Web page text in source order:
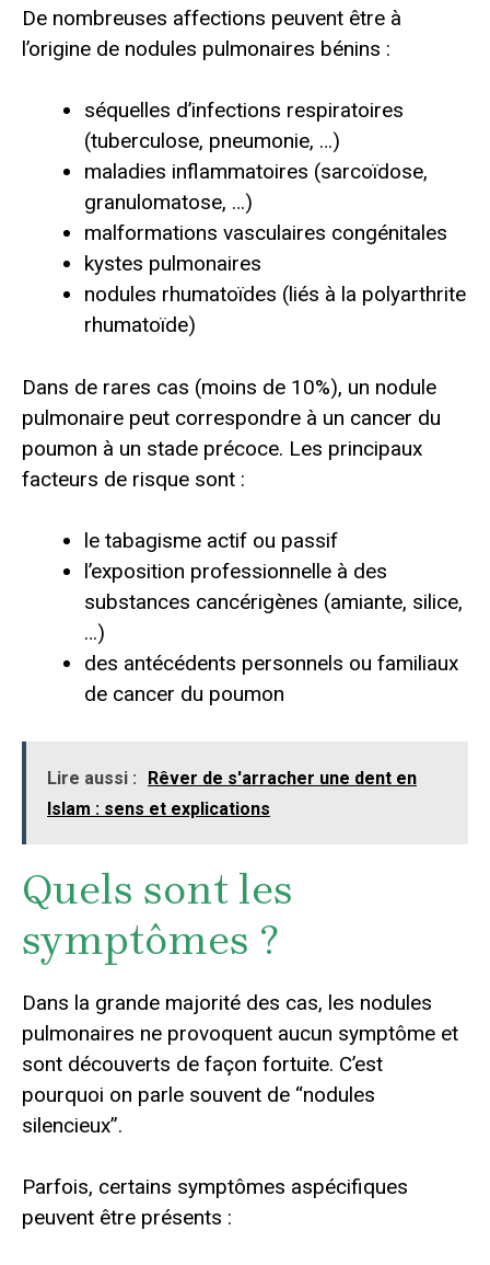
De nombreuses affections peuvent être à
l’origine de nodules pulmonaires bénins :
séquelles d’infections respiratoires
(tuberculose, pneumonie, …)
maladies inflammatoires (sarcoïdose,
granulomatose, …)
malformations vasculaires congénitales
kystes pulmonaires
nodules rhumatoïdes (liés à la polyarthrite
rhumatoïde)
Dans de rares cas (moins de 10%), un nodule
pulmonaire peut correspondre à un cancer du
poumon à un stade précoce. Les principaux
facteurs de risque sont :
le tabagisme actif ou passif
l’exposition professionnelle à des
substances cancérigènes (amiante, silice,
…)
des antécédents personnels ou familiaux
de cancer du poumon
Lire aussi :
Rêver de s'arracher une dent en
Islam : sens et explications
Quels sont les
symptômes ?
Dans la grande majorité des cas, les nodules
pulmonaires ne provoquent aucun symptôme et
sont découverts de façon fortuite. C’est
pourquoi on parle souvent de “nodules
silencieux”.
Parfois, certains symptômes aspécifiques
peuvent être présents :